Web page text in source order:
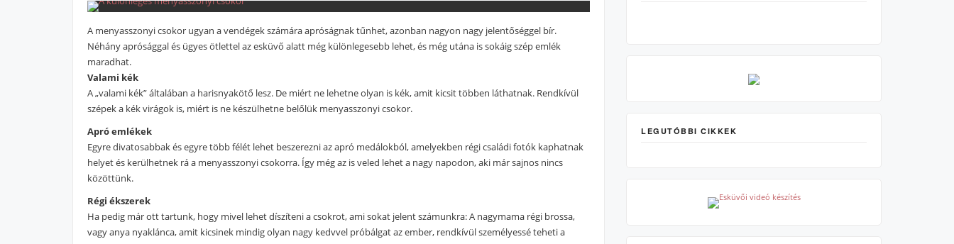
A menyasszonyi csokor ugyan a vendégek számára apróságnak tűnhet, azonban nagyon nagy jelentőséggel bír.
Néhány aprósággal és ügyes ötlettel az esküvő alatt még különlegesebb lehet, és még utána is sokáig szép emlék
maradhat.
Valami kék
A „valami kék” általában a harisnyakötő lesz. De miért ne lehetne olyan is kék, amit kicsit többen láthatnak. Rendkívül
szépek a kék virágok is, miért is ne készülhetne belőlük menyasszonyi csokor.
Apró emlékek
Egyre divatosabbak és egyre több félét lehet beszerezni az apró medálokból, amelyekben régi családi fotók kaphatnak
helyet és kerülhetnek rá a menyasszonyi csokorra. Így még az is veled lehet a nagy napodon, aki már sajnos nincs
közöttünk.
Régi ékszerek
Ha pedig már ott tartunk, hogy mivel lehet díszíteni a csokrot, ami sokat jelent számunkra: A nagymama régi brossa,
vagy anya nyaklánca, amit kicsinek mindig olyan nagy kedvvel próbálgat az ember, rendkívül személyessé teheti a
LEGUTÓBBI CIKKEK